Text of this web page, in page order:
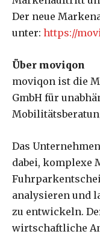
Der neue
unter: https://
Über moviqon
moviqon ist die
GmbH für
Das
dabei, komplexe
analysieren und
zu entwickeln.
wirtschaftliche